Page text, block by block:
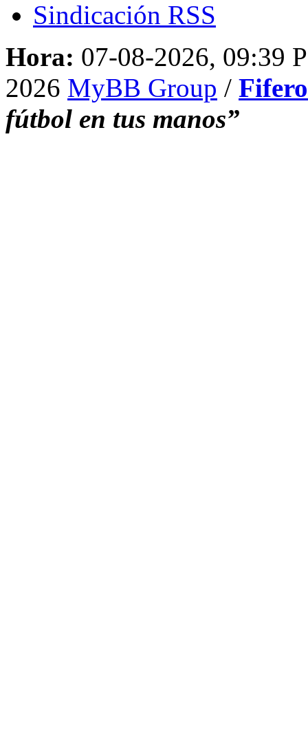
Sindicación RSS
Hora: 07-08-2026, 09:39
2026 MyBB Group /
fútbol en tus manos”